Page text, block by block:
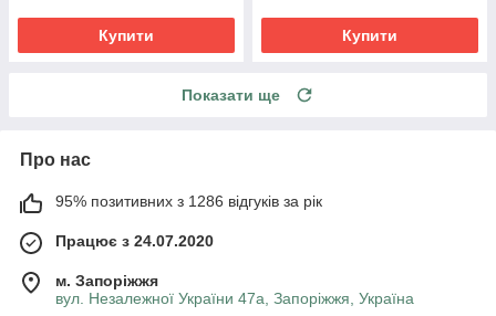
Купити Купити
Показати ще
Про нас
95% позитивних з 1286 відгуків за рік
Працює з 24.07.2020
м. Запоріжжя
вул. Незалежної України 47а, Запоріжжя, Україна